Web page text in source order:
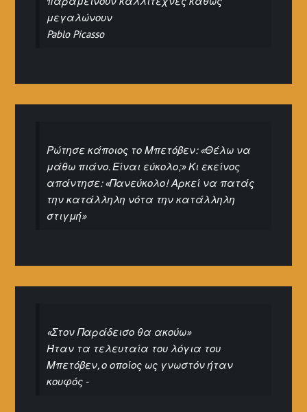
μεγαλώνουν
Pablo Picasso
Ρώτησε κάποιος το Μπετόβεν: «Θέλω να
μάθω πιάνο. Είναι εύκολο;» Κι εκείνος
απάντησε: «Πανεύκολο! Αρκεί να πατάς
την κατάλληλη νότα την κατάλληλη
στιγμή»
«Στον Παράδεισο θα ακούω»
Ήταν τα τελευταία του λόγια του
Μπετόβεν, ο οποίος ως γνωστόν ήταν
κουφός -